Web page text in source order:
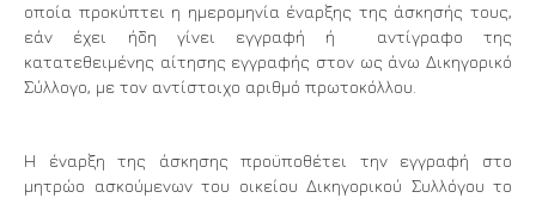
οποία προκύπτει η ημερομηνία έναρξης της άσκησής τους,
εάν έχει ήδη γίνει εγγραφή ή αντίγραφο της
κατατεθειμένης αίτησης εγγραφής στον ως άνω Δικηγορικό
Σύλλογο, με τον αντίστοιχο αριθμό πρωτοκόλλου.
Η έναρξη της άσκησης προϋποθέτει την εγγραφή στο
μητρώο ασκούμενων του οικείου Δικηγορικού Συλλόγου το